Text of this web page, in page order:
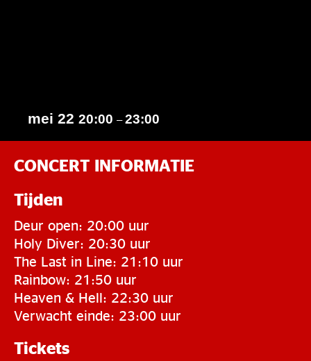
mei 22 20:00 –23:00
CONCERT INFORMATIE
Tijden
Deur open: 20:00 uur
Holy Diver: 20:30 uur
The Last in Line: 21:10 uur
Rainbow: 21:50 uur
Heaven & Hell: 22:30 uur
Verwacht einde: 23:00 uur
Tickets